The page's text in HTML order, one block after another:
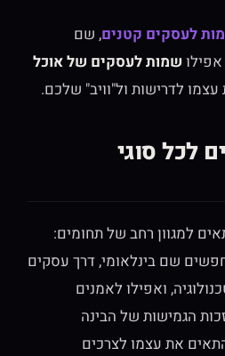
לעסקים קטנים, שם
שמות לעסקים של אוכל
לדרישות ול"וויב" שלכם.
לכל סוגי
למגוון רחב של תחומים:
שם בינלאומי, דרך עסקים
ואפילו לאמנים
הגמישות של הבינה
את עצמו לצרכים